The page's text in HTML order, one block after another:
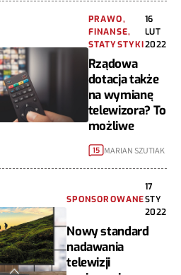
PRAWO,
FINANSE,
STATYSTYKI
16
LUT
2022
Rządowa
dotacja także
na wymianę
telewizora? To
możliwe
15 MARIAN SZUTIAK
SPONSOROWANE
17
STY
2022
Nowy standard
nadawania
telewizji